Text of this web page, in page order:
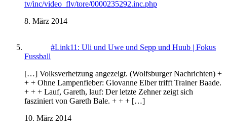
tv/inc/video_flv/tore/0000235292.inc.php
8. März 2014
#Link11: Uli und Uwe und Sepp und Huub | Fokus
Fussball
[…] Volksverhetzung angezeigt. (Wolfsburger Nachrichten) +
+ + Ohne Lampenfieber: Giovanne Elber trifft Trainer Baade.
+ + + Lauf, Gareth, lauf: Der letzte Zehner zeigt sich
fasziniert von Gareth Bale. + + + […]
10. März 2014